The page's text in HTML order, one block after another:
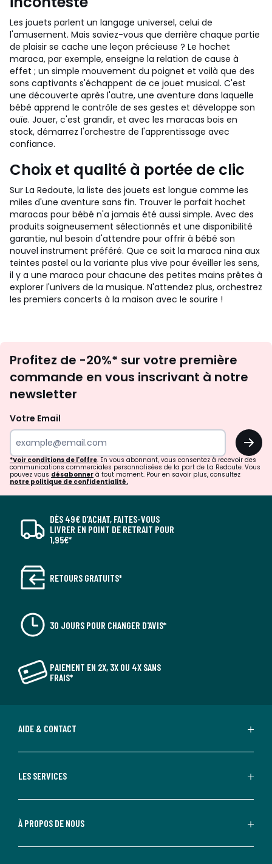
Les jouets parlent un langage universel, celui de
l'amusement. Mais saviez-vous que derrière chaque partie
de plaisir se cache une leçon précieuse ? Le hochet
maraca, par exemple, enseigne la relation de cause à
effet ; un simple mouvement du poignet et voilà que des
sons captivants s'échappent de ce jouet musical. C'est
une découverte après l'autre, une aventure dans laquelle
bébé apprend le contrôle de ses gestes et développe son
ouïe. Jouer, c'est grandir, et avec les maracas bois en
stock, démarrez l'orchestre de l'apprentissage avec
confiance.
Choix et qualité à portée de clic
Sur La Redoute, la liste des jouets est longue comme les
miles d'une aventure sans fin. Trouver le parfait hochet
maracas pour bébé n'a jamais été aussi simple. Avec des
produits soigneusement sélectionnés et une disponibilité
garantie, nul besoin d'attendre pour offrir à bébé son
nouvel instrument préféré. Que ce soit la maraca nina aux
teintes pastel ou la variante plus vive pour éveiller les sens,
il y a une maraca pour chacune des petites mains prêtes à
explorer l'univers de la musique. N'attendez plus, orchestrez
les premiers concerts à la maison avec le sourire !
newsletter
Profitez de -20%* sur votre première
commande en vous inscrivant à notre
newsletter
Votre Email
OK
*Voir conditions de l'offre. En vous abonnant, vous consentez à recevoir des
communications commerciales personnalisées de la part de La Redoute. Vous
pouvez vous désabonner à tout moment. Pour en savoir plus, consultez
notre politique de confidentialité.
DÈS 49€ D’ACHAT, FAITES-VOUS
LIVRER EN POINT DE RETRAIT POUR
1,95€*
RETOURS GRATUITS*
30 JOURS POUR CHANGER D'AVIS*
PAIEMENT EN 2X, 3X OU 4X SANS
FRAIS*
AIDE & CONTACT
LES SERVICES
À PROPOS DE NOUS